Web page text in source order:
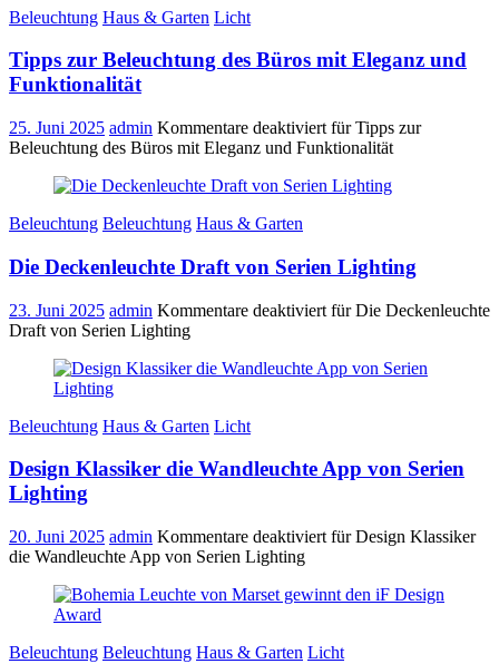
Beleuchtung Haus & Garten Licht
Tipps zur Beleuchtung des Büros mit Eleganz und
Funktionalität
25. Juni 2025 admin Kommentare deaktiviert für Tipps zur
Beleuchtung des Büros mit Eleganz und Funktionalität
Beleuchtung Beleuchtung Haus & Garten
Die Deckenleuchte Draft von Serien Lighting
23. Juni 2025 admin Kommentare deaktiviert für Die Deckenleuchte
Draft von Serien Lighting
Beleuchtung Haus & Garten Licht
Design Klassiker die Wandleuchte App von Serien
Lighting
20. Juni 2025 admin Kommentare deaktiviert für Design Klassiker
die Wandleuchte App von Serien Lighting
Beleuchtung Beleuchtung Haus & Garten Licht